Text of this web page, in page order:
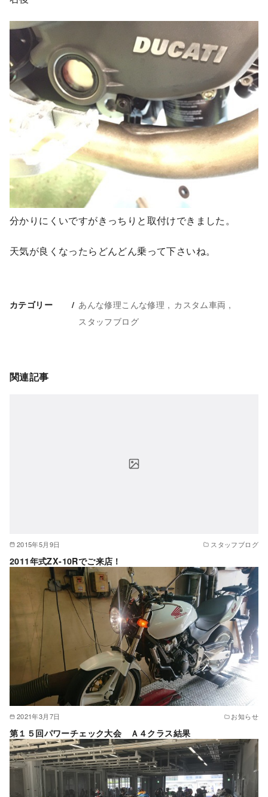
分かりにくいですがきっちりと取付けできました。
天気が良くなったらどんどん乗って下さいね。
カテゴリー あんな修理こんな修理
カスタム車両
スタッフブログ
関連記事
2015年5月9日 スタッフブログ
2011年式ZX-10Rでご来店！
2021年3月7日 お知らせ
第１５回パワーチェック大会 Ａ４クラス結果